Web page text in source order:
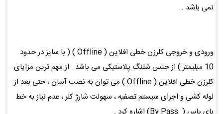
نمی باشد .
ورودی و خروجی کلرزن خطی افلاین ( Offline ) ( با سایز در حدود
10 میلیمتر ) از جنس شلنگ پلاستیکی می باشد . از مهم ترین مزایای
کلرزن خطی افلاین ( Offline ) می توان به نصب آسان ، حتی بعد از
لوله کشی و اجرای سیستم تصفیه ، سهولت شارژ کلر ، عدم نیاز به خط